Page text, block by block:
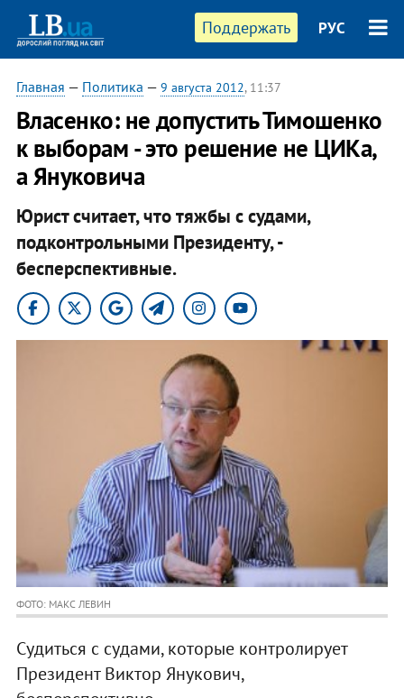
Поддержать РУС
Главная — Политика — 9 августа 2012, 11:37
Власенко: не допустить Тимошенко
к выборам - это решение не ЦИКа,
а Януковича
Юрист считает, что тяжбы с судами,
подконтрольными Президенту, -
бесперспективные.
ФОТО: МАКС ЛЕВИН
Судиться с судами, которые контролирует
Президент Виктор Янукович,